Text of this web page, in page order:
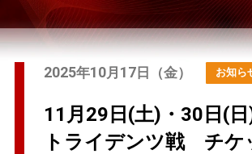
2025年10月 17日（金）
11月29日(土)・30日(
トライデンツ戦 チケ